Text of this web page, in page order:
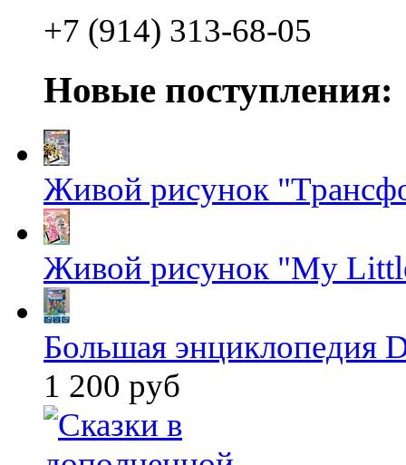
+7 (914) 313-68-05
Новые поступления:
Живой рисунок
Живой рисунок "My
Большая энциклопедия
1 200 руб